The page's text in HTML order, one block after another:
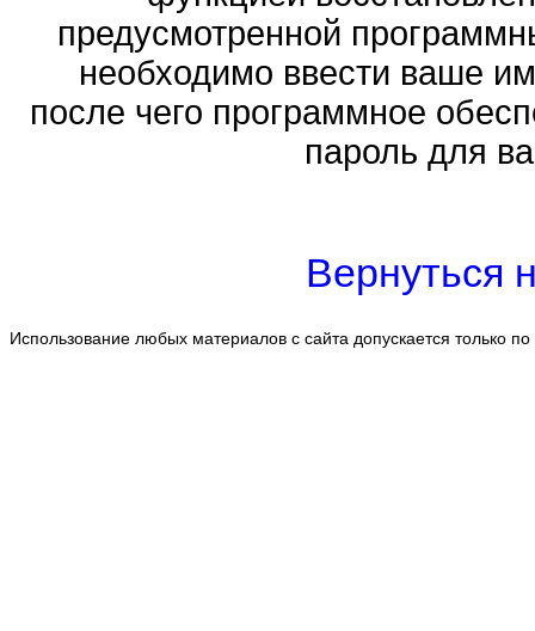
предусмотренной
необходимо ввести ваше
после чего программное
пароль для
Вернуться
Использование любых материалов с сайта допускается только